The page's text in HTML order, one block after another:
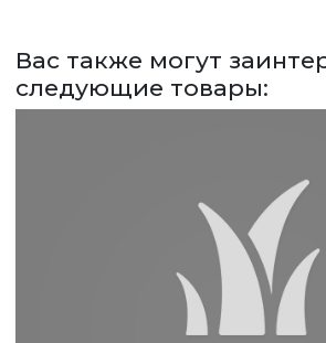
ПРАЙС
СДЕЛАТЬ ЗАКАЗ
ВЕРНУТСЯ НА ГЛАВНЫЙ САЙТ
Вас также могут
следующие товары: